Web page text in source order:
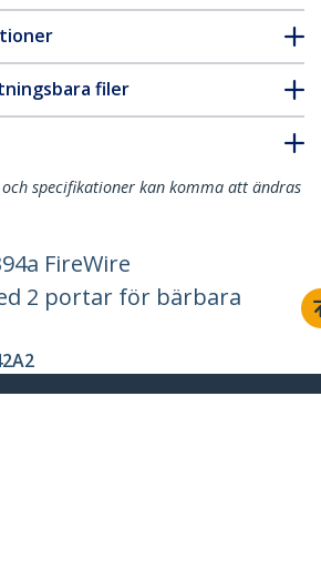
filer
specifikationer kan komma att ändras
FireWire
2 portar för bärbara